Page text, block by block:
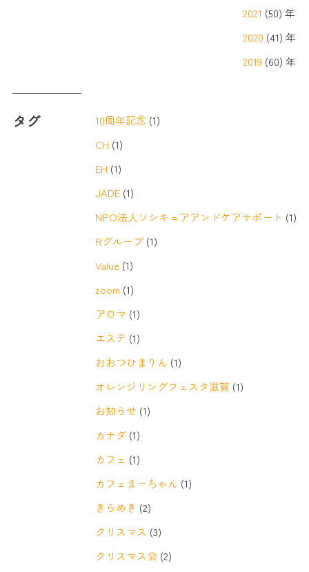
2021 (50) 年
2020 (41) 年
2019 (60) 年
タグ 10周年記念 (1)
CH (1)
EH (1)
JADE (1)
NPO法人ソシキュアアンドケアサポート (1)
Rグループ (1)
Value (1)
zoom (1)
アロマ (1)
エステ (1)
おおつひまりん (1)
オレンジリングフェスタ滋賀 (1)
お知らせ (1)
カナダ (1)
カフェ (1)
カフェまーちゃん (1)
きらめき (2)
クリスマス (3)
クリスマス会 (2)